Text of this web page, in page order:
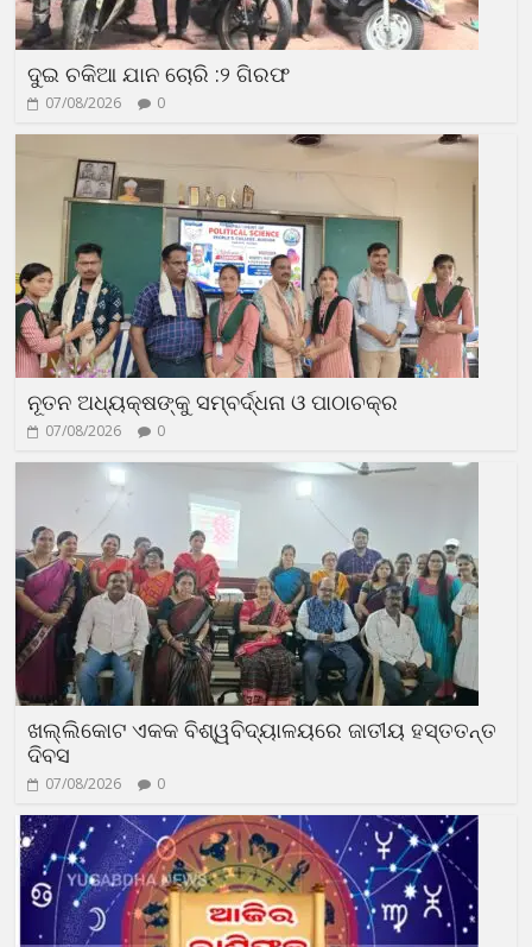
ଦୁଇ ଚକିଆ ଯାନ ଚୋରି :୨ ଗିରଫ
07/08/2026 0
ନୂତନ ଅଧ୍ୟକ୍ଷଙ୍କୁ ସମ୍ବର୍ଦ୍ଧନା ଓ ପାଠାଚକ୍ର
07/08/2026 0
ଖଲ୍ଲିକୋଟ ଏକକ ବିଶ୍ୱବିଦ୍ୟାଳୟରେ ଜାତୀୟ ହସ୍ତତନ୍ତ
ଦିବସ
07/08/2026 0